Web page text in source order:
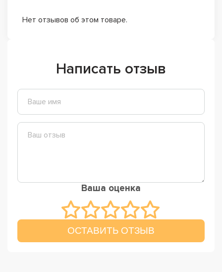
Нет отзывов об этом товаре.
Написать отзыв
Ваша оценка
ОСТАВИТЬ ОТЗЫВ